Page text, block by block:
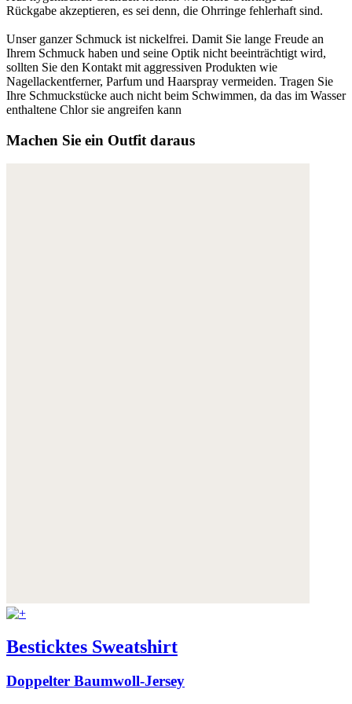
Rückgabe akzeptieren, es sei denn, die Ohrringe fehlerhaft sind.
Unser ganzer Schmuck ist nickelfrei. Damit Sie lange Freude an
Ihrem Schmuck haben und seine Optik nicht beeinträchtigt wird,
sollten Sie den Kontakt mit aggressiven Produkten wie
Nagellackentferner, Parfum und Haarspray vermeiden. Tragen Sie
Ihre Schmuckstücke auch nicht beim Schwimmen, da das im Wasser
enthaltene Chlor sie angreifen kann
Machen Sie ein Outfit daraus
Besticktes Sweatshirt
Doppelter Baumwoll-Jersey